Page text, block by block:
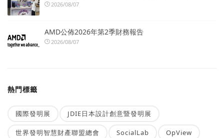
2026/08/07
AMD公佈2026年第2季財務報告
2026/08/07
熱門標籤
國際發明展 JDIE日本設計創意暨發明展
世界發明智慧財產聯盟總會 SocialLab OpView